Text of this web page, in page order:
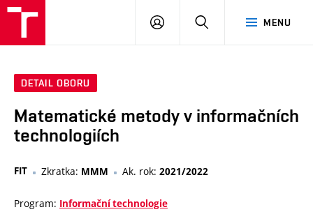
MENU
PŘIHLÁSIT
DETAIL OBORU
Matematické metody v informačních
technologiích
FIT Zkratka: MMM Ak. rok: 2021/2022
Program: Informační technologie